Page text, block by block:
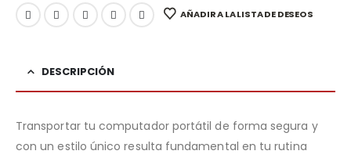
AÑADIR A LA LISTA DE DESEOS
DESCRIPCIÓN
Transportar tu computador portátil de forma segura y
con un estilo único resulta fundamental en tu rutina